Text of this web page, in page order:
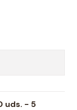
uds. - 5